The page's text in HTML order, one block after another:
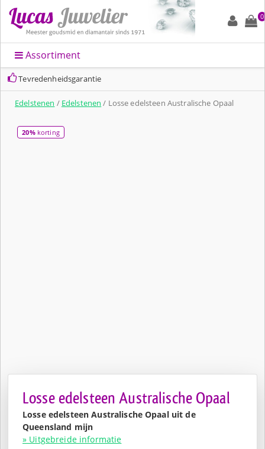
0
Assortiment
Tevredenheidsgarantie
Edelstenen / Edelstenen / Losse edelsteen Australische Opaal
20%korting
Losse edelsteen Australische Opaal
Losse edelsteen Australische Opaal uit de
Queensland mijn
» Uitgebreide informatie